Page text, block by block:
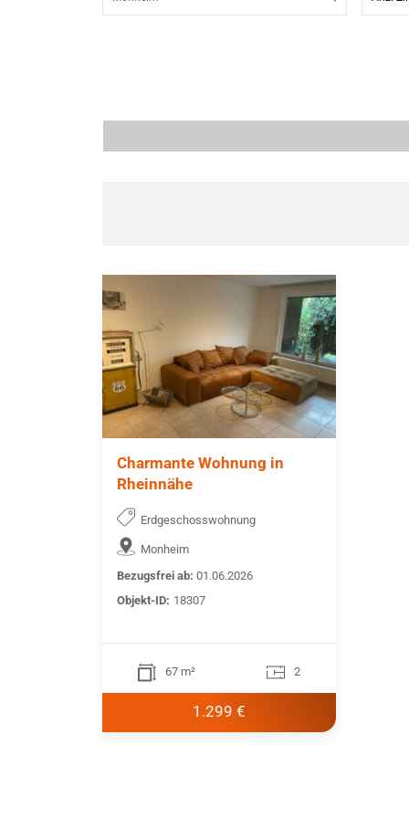
Charmante Wohnung in
Rheinnähe
Erdgeschosswohnung
Monheim
Bezugsfrei ab: 01.06.2026
Objekt-ID: 18307
67 m² 2
1.299 €